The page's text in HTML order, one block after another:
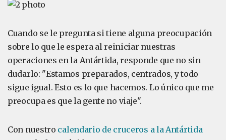
Cuando se le pregunta si tiene alguna preocupación
sobre lo que le espera al reiniciar nuestras
operaciones en la Antártida, responde que no sin
dudarlo: "Estamos preparados, centrados, y todo
sigue igual. Esto es lo que hacemos. Lo único que me
preocupa es que la gente no viaje".
Con nuestro calendario de cruceros a la Antártida